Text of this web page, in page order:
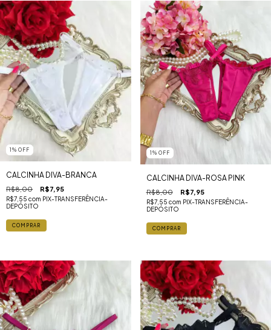
1 % OFF
CALCINHA DIVA-BRANCA
R$8,00 R$7,95
R$7,55 com PIX-TRANSFERÊNCIA-
DEPÓSITO
1 % OFF
CALCINHA DIVA-ROSA PINK
R$8,00 R$7,95
R$7,55 com PIX-TRANSFERÊNCIA-
DEPÓSITO